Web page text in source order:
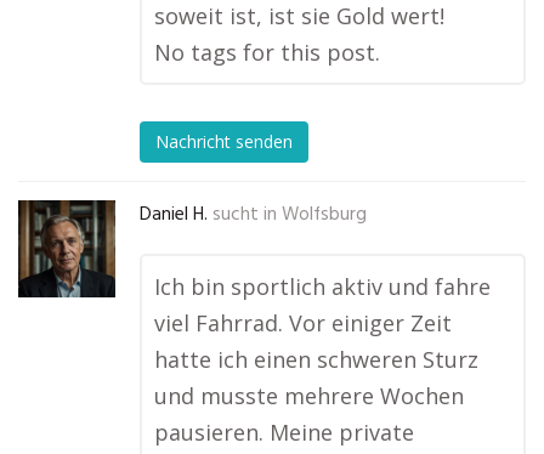
soweit ist, ist sie Gold wert!
No tags for this post.
Nachricht senden
Daniel H. sucht in Wolfsburg
Ich bin sportlich aktiv und fahre
viel Fahrrad. Vor einiger Zeit
hatte ich einen schweren Sturz
und musste mehrere Wochen
pausieren. Meine private